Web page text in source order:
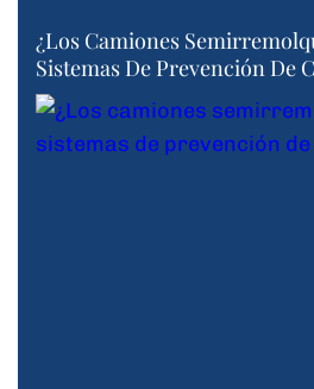
¿Los Camiones
Sistemas De Prevención De